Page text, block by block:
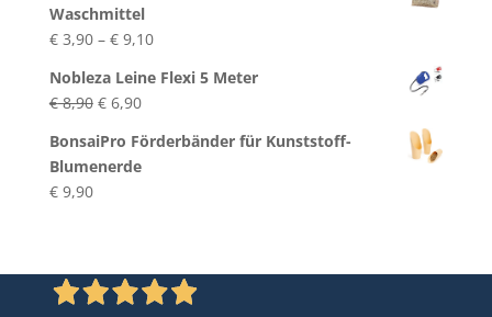
Waschmittel
€3,90 – €9,10Preisspanne:
bis
Nobleza Leine Flexi 5 Meter
€8,90 Ursprünglicher
war:
€ 8,90
€6,90Aktueller
ist:
€ 6,90.
BonsaiPro Förderbänder für Kunststoff-
Blumenerde
€9,90